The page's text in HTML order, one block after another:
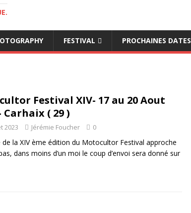
FESTIVAL PROCHAINES DATES
Festival XIV- 17 au 20 Aout
Carhaix ( 29 )
2023 Jérémie Foucher 0
de la XIV ème édition du Motocultor Festival approche
dans moins d’un moi le coup d’envoi sera donné sur